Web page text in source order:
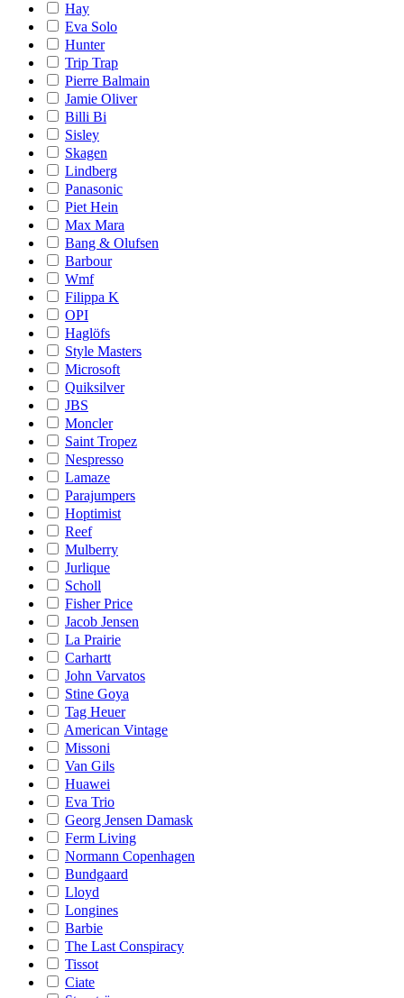
Hay
Eva Solo
Hunter
Trip Trap
Pierre Balmain
Jamie Oliver
Billi Bi
Sisley
Skagen
Lindberg
Panasonic
Piet Hein
Max Mara
Bang & Olufsen
Barbour
Wmf
Filippa K
OPI
Haglöfs
Style Masters
Microsoft
Quiksilver
JBS
Moncler
Saint Tropez
Nespresso
Lamaze
Parajumpers
Hoptimist
Reef
Mulberry
Jurlique
Scholl
Fisher Price
Jacob Jensen
La Prairie
Carhartt
John Varvatos
Stine Goya
Tag Heuer
American Vintage
Missoni
Van Gils
Huawei
Eva Trio
Georg Jensen Damask
Ferm Living
Normann Copenhagen
Bundgaard
Lloyd
Longines
Barbie
The Last Conspiracy
Tissot
Ciate